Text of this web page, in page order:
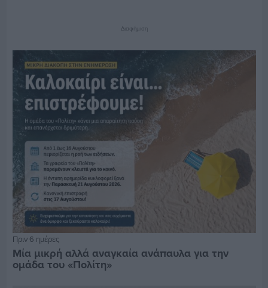
Διαφήμιση
Πριν 6 ημέρες
Μία μικρή αλλά αναγκαία ανάπαυλα για την
ομάδα του «Πολίτη»